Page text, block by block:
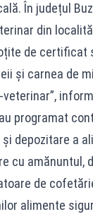
În județul
din
de certificat
și carnea de
programat
depozitare a
cu
de
alimente